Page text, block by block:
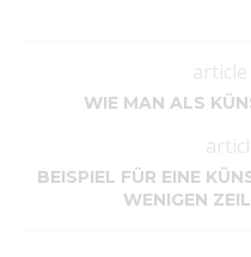
WIE MAN ALS
BEISPIEL FÜR EINE
WENIGEN